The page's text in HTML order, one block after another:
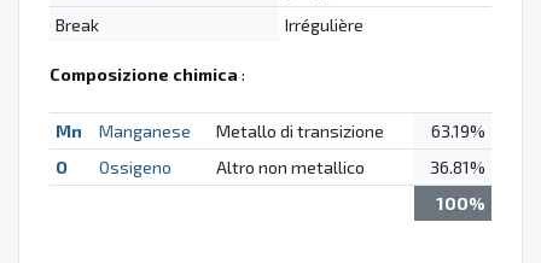
Break
Irrégulière
Composizione chimica :
Mn Manganese Metallo di transizione
63.19%
O
Ossigeno Altro non metallico
36.81%
100%